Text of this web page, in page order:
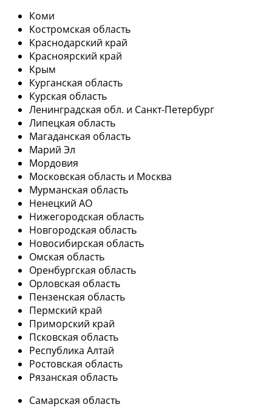
Коми
Костромская область
Краснодарский край
Красноярский край
Крым
Курганская область
Курская область
Ленинградская обл. и Санкт-Петербург
Липецкая область
Магаданская область
Марий Эл
Мордовия
Московская область и Москва
Мурманская область
Ненецкий АО
Нижегородская область
Новгородская область
Новосибирская область
Омская область
Оренбургская область
Орловская область
Пензенская область
Пермский край
Приморский край
Псковская область
Республика Алтай
Ростовская область
Рязанская область
Самарская область